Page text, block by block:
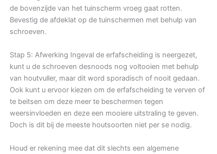
de bovenzijde van het tuinscherm vroeg gaat rotten.
Bevestig de afdeklat op de tuinschermen met behulp van
schroeven.
Stap 5: Afwerking Ingeval de erfafscheiding is neergezet,
kunt u de schroeven desnoods nog voltooien met behulp
van houtvuller, maar dit word sporadisch of nooit gedaan.
Ook kunt u ervoor kiezen om de erfafscheiding te verven of
te beitsen om deze meer te beschermen tegen
weersinvloeden en deze een mooiere uitstraling te geven.
Doch is dit bij de meeste houtsoorten niet per se nodig.
Houd er rekening mee dat dit slechts een algemene